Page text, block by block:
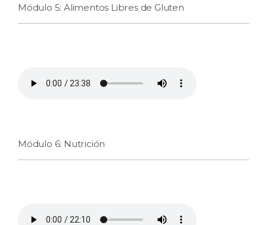
Módulo 5: Alimentos Libres de Gluten
Módulo 6: Nutrición